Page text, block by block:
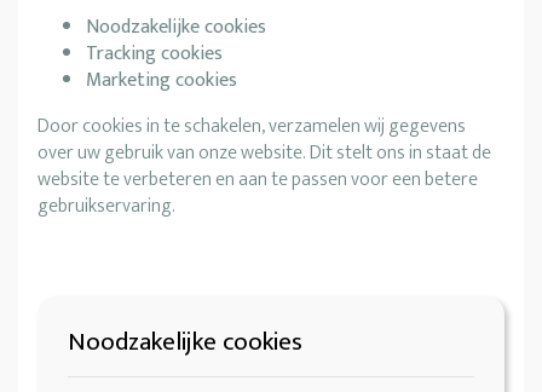
Noodzakelijke cookies
Tracking cookies
Marketing cookies
Door cookies in te schakelen, verzamelen wij gegevens
over uw gebruik van onze website. Dit stelt ons in staat de
website te verbeteren en aan te passen voor een betere
gebruikservaring.
Noodzakelijke cookies